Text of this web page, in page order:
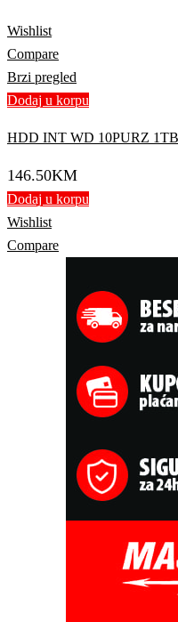
Wishlist
Compare
Brzi pregled
Dodaj u korpu
HDD INT WD 10PURZ 1TB
146.50KM
Dodaj u korpu
Wishlist
Compare